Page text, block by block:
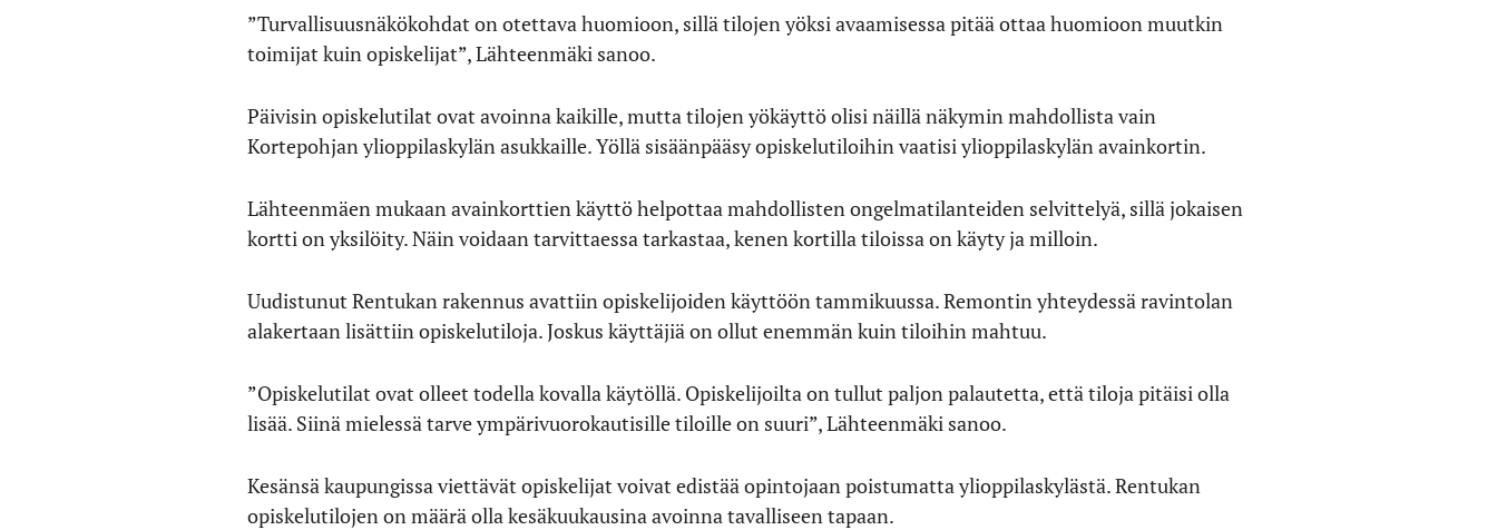
”Turvallisuusnäkökohdat on otettava huomioon, sillä tilojen yöksi avaamisessa pitää ottaa huomioon muutkin
toimijat kuin opiskelijat”, Lähteenmäki sanoo.
Päivisin opiskelutilat ovat avoinna kaikille, mutta tilojen yökäyttö olisi näillä näkymin mahdollista vain
Kortepohjan ylioppilaskylän asukkaille. Yöllä sisäänpääsy opiskelutiloihin vaatisi ylioppilaskylän avainkortin.
Lähteenmäen mukaan avainkorttien käyttö helpottaa mahdollisten ongelmatilanteiden selvittelyä, sillä jokaisen
kortti on yksilöity. Näin voidaan tarvittaessa tarkastaa, kenen kortilla tiloissa on käyty ja milloin.
Uudistunut Rentukan rakennus avattiin opiskelijoiden käyttöön tammikuussa. Remontin yhteydessä ravintolan
alakertaan lisättiin opiskelutiloja. Joskus käyttäjiä on ollut enemmän kuin tiloihin mahtuu.
”Opiskelutilat ovat olleet todella kovalla käytöllä. Opiskelijoilta on tullut paljon palautetta, että tiloja pitäisi olla
lisää. Siinä mielessä tarve ympärivuorokautisille tiloille on suuri”, Lähteenmäki sanoo.
Kesänsä kaupungissa viettävät opiskelijat voivat edistää opintojaan poistumatta ylioppilaskylästä. Rentukan
opiskelutilojen on määrä olla kesäkuukausina avoinna tavalliseen tapaan.